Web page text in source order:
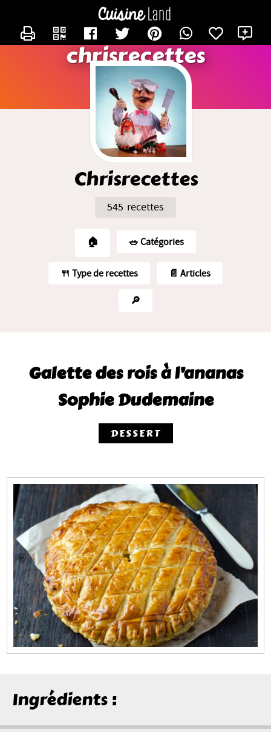
chrisrecettes
Chrisrecettes
545 recettes
🏠 🥗️ Catégories
🍴 Type de recettes 📄 Articles
🔎
Galette des rois à l’ananas
Sophie Dudemaine
DESSERT
Ingrédients :
CONTACTER CHRISRECETTES